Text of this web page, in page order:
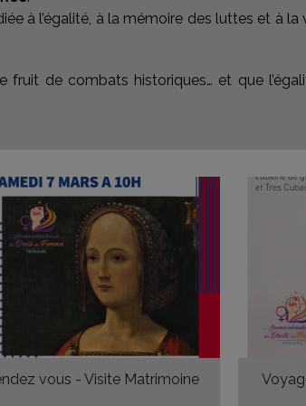
à l’égalité, à la mémoire des luttes et à la
de combats historiques… et que
vous - Visite Matrimoine